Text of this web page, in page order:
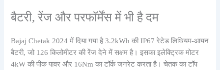
बैटरी, रेंज और परफॉर्मेंस में भी है दम
Bajaj Chetak 2024 में दिया गया है 3.2kWh की IP67 रेटेड लिथियम-आयन
बैटरी, जो 126 किलोमीटर की रेंज देने में सक्षम है। इसका इलेक्ट्रिक मोटर
4kW की पीक पावर और 16Nm का टॉर्क जनरेट करता है। चेतक का टॉप